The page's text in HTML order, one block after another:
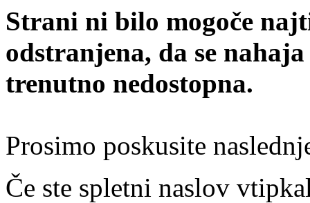
Strani ni bilo mogoče
odstranjena, da se
trenutno nedostopna.
Prosimo poskusite
Če ste spletni naslov